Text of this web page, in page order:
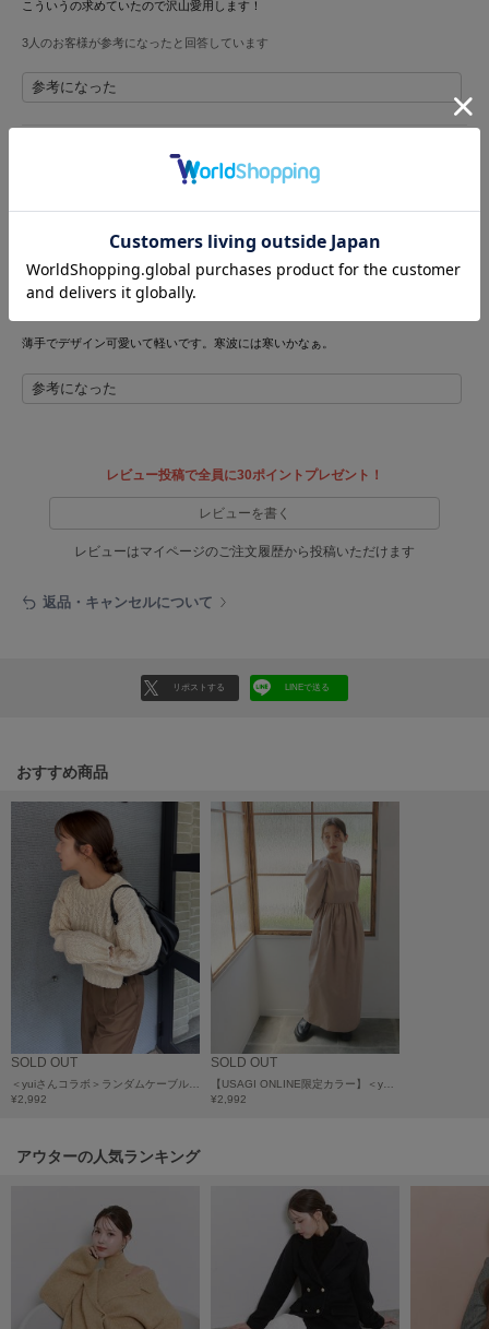
リリーブラウン
LILY BROWN Lingerie
リリーブラウンランジェリー
リトルユニオン トウキョウ
made of Organics
メイドオブオーガニクス
MIESROHE
ミースロエ
Mila Owen
ネズ
NOWNS
ナウンス
オン
オニツカ タイガー
こういうの求めていたので沢山愛用します！
3人のお客様が参考になったと回答しています
参考になった
リボンとデザインがかわいい
サイズ：F | 色：IVR
性別：女性 身長：150cm～154cm 体重：45Kg～49kg 体型：普通
骨格： ストレート 普段の購入サイズ：
薄手でデザイン可愛いて軽いです。寒波には寒いかなぁ。
参考になった
レビュー投稿で全員に30ポイントプレゼント！
レビューを書く
レビューはマイページのご注文履歴から投稿いただけます
返品・キャンセルについて
リポストする LINEで送る
おすすめ商品
SOLD OUT
¥2,992
SOLD OUT
¥2,992
アウターの人気ランキング